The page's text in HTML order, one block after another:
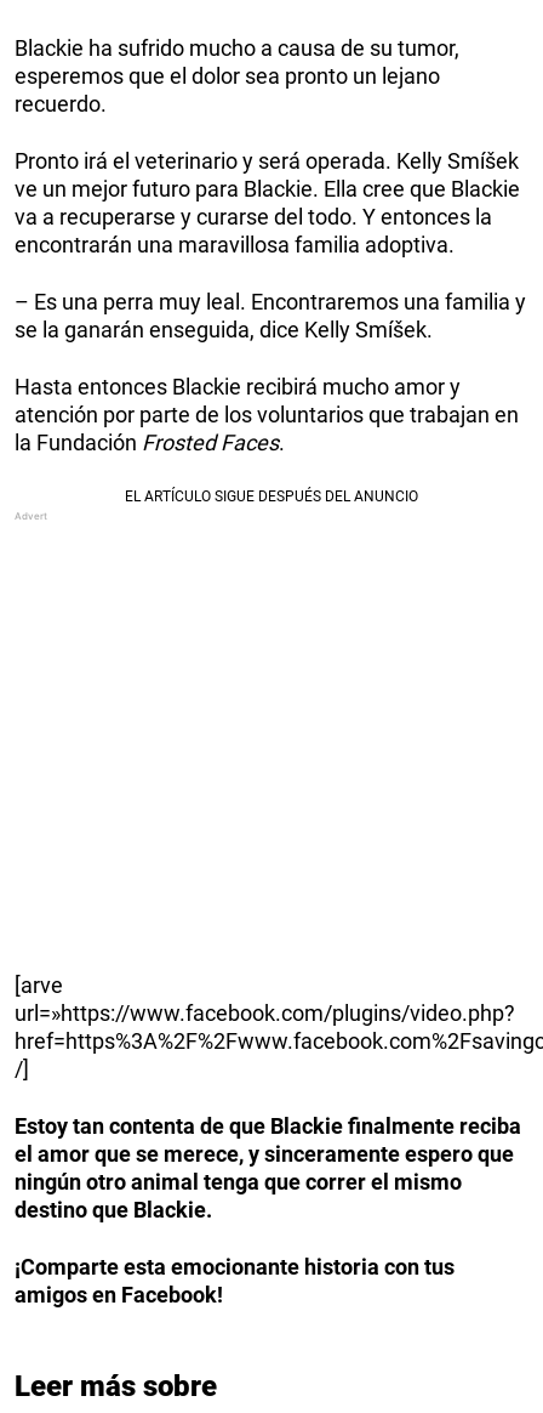
Blackie ha sufrido mucho a causa de su tumor,
esperemos que el dolor sea pronto un lejano
recuerdo.
Pronto irá el veterinario y será operada. Kelly Smíšek
ve un mejor futuro para Blackie. Ella cree que Blackie
va a recuperarse y curarse del todo. Y entonces la
encontrarán una maravillosa familia adoptiva.
– Es una perra muy leal. Encontraremos una familia y
se la ganarán enseguida, dice Kelly Smíšek.
Hasta entonces Blackie recibirá mucho amor y
atención por parte de los voluntarios que trabajan en
la Fundación Frosted Faces.
[arve
url=»https://www.facebook.com/plugins/video.php?
/]
Estoy tan contenta de que Blackie finalmente reciba
el amor que se merece, y sinceramente espero que
ningún otro animal tenga que correr el mismo
destino que Blackie.
¡Comparte esta emocionante historia con tus
amigos en Facebook!
Leer más sobre